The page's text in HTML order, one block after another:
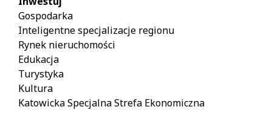
Gospodarka
Inteligentne specjalizacje regionu
Rynek nieruchomości
Edukacja
Turystyka
Kultura
Katowicka Specjalna Strefa Ekonomiczna